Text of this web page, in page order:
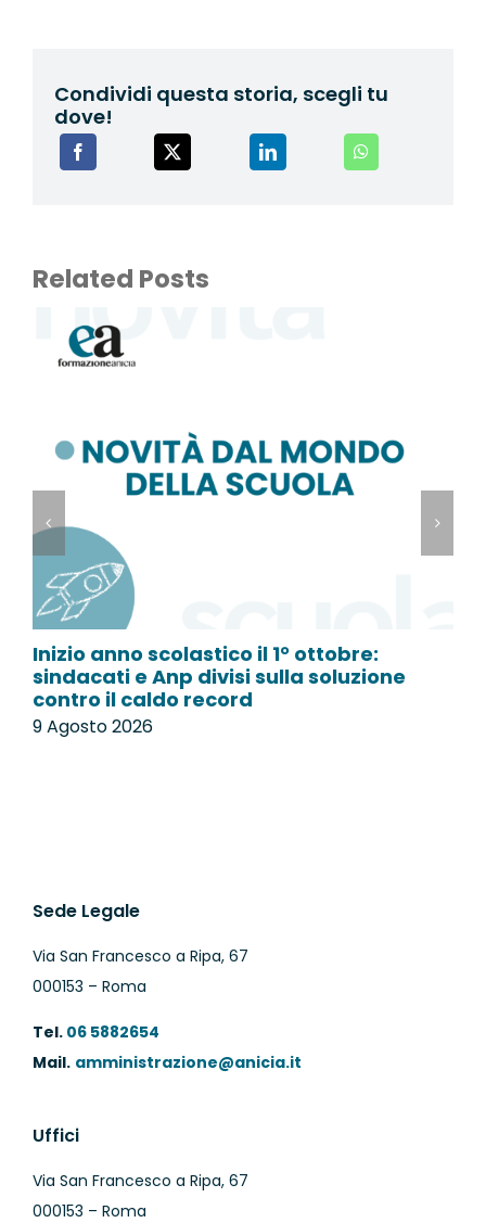
Condividi questa storia, scegli tu
dove!
Related Posts
Inizio anno scolastico il 1° ottobre:
sindacati e Anp divisi sulla soluzione
contro il caldo record
9 Agosto 2026
Sede Legale
Via San Francesco a Ripa, 67
000153 – Roma
Tel.06 5882654
Mail. amministrazione@anicia.it
Uffici
Via San Francesco a Ripa, 67
000153 – Roma